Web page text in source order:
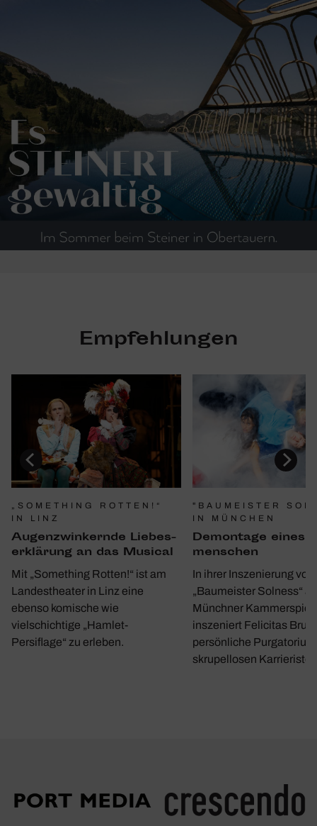
Empfehlungen
„SOMETHING ROTTEN!“
IN LINZ
Augen­zwin­kernde Liebes­
er­klä­rung an das Musical
Mit „Something Rotten!“ ist am
Landestheater in Linz eine
ebenso komische wie
vielschichtige „Hamlet-
Persiflage“ zu erleben.
"BAUMEISTER
IN MÜNCHEN
Demon­tage eines
men­schen
In ihrer Inszenierung von
„Baumeister Solness“
Münchner
inszeniert Felicitas
persönliche
skrupellosen